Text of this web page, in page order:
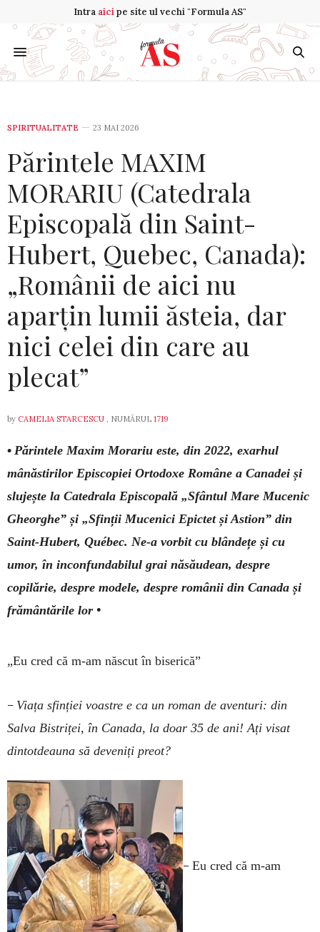
Intra aicipe site ul vechi "Formula AS"
SPIRITUALITATE 23 MAI 2026
Părintele MAXIM
MORARIU (Catedrala
Episcopală din Saint-
Hubert, Quebec, Canada):
„Românii de aici nu
aparțin lumii ăsteia, dar
nici celei din care au
plecat”
by CAMELIA STARCESCU , NUMĂRUL 1719
• Părintele Maxim Morariu este, din 2022, exarhul
mânăstirilor Episcopiei Ortodoxe Române a Canadei și
slujește la Catedrala Episcopală „Sfântul Mare Mucenic
Gheorghe” și „Sfinții Mucenici Epictet și Astion” din
Saint-Hubert, Québec. Ne-a vorbit cu blândețe și cu
umor, în inconfundabilul grai năsăudean, despre
copilărie, despre modele, despre românii din Canada și
frământările lor •
„Eu cred că m-am născut în biserică”
– Viața sfinției voastre e ca un roman de aventuri: din
Salva Bistriței, în Canada, la doar 35 de ani! Ați visat
dintotdeauna să deveniți preot?
– Eu cred că m-am